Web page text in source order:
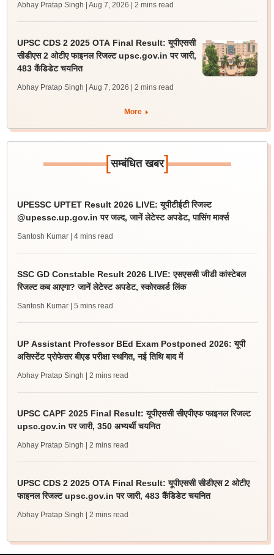
Abhay Pratap Singh | Aug 7, 2026 | 2 mins read
UPSC CDS 2 2025 OTA Final Result: यूपीएससी
सीडीएस 2 ओटीए फाइनल रिजल्ट upsc.gov.in पर जारी,
483 कैंडिडेट चयनित
Abhay Pratap Singh | Aug 7, 2026 | 2 mins read
More
[सम्बंधित खबर]
UPESSC UPTET Result 2026 LIVE: यूपीटीईटी रिजल्ट
@upessc.up.gov.in पर जल्द, जानें लेटेस्ट अपडेट, पासिंग मार्क्स
Santosh Kumar | 4 mins read
SSC GD Constable Result 2026 LIVE: एसएससी जीडी कांस्टेबल
रिजल्ट कब आएगा? जानें लेटेस्ट अपडेट, स्कोरकार्ड लिंक
Santosh Kumar | 5 mins read
UP Assistant Professor BEd Exam Postponed 2026: यूपी
असिस्टेंट प्रोफेसर बीएड परीक्षा स्थगित, नई तिथि बाद में
Abhay Pratap Singh | 2 mins read
UPSC CAPF 2025 Final Result: यूपीएससी सीएपीएफ फाइनल रिजल्ट
upsc.gov.in पर जारी, 350 अभ्यर्थी चयनित
Abhay Pratap Singh | 2 mins read
UPSC CDS 2 2025 OTA Final Result: यूपीएससी सीडीएस 2 ओटीए
फाइनल रिजल्ट upsc.gov.in पर जारी, 483 कैंडिडेट चयनित
Abhay Pratap Singh | 2 mins read